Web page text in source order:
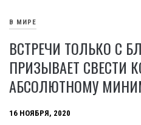
В МИРЕ
ВСТРЕЧИ ТОЛЬКО С
ПРИЗЫВАЕТ СВЕСТИ
АБСОЛЮТНОМУ
16 НОЯБРЯ, 2020